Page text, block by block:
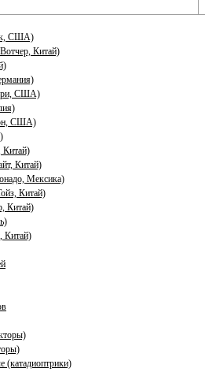
США)
Китай)
США)
США)
Китай)
Китай)
Мексика)
Китай)
Китай)
Китай)
(катадиоптрики)